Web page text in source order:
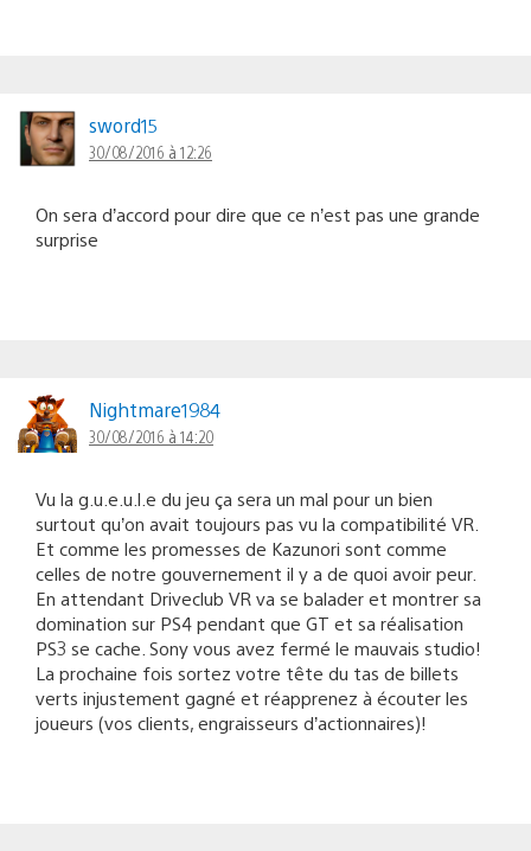
sword15
30/08/2016 à 12:26
On sera d’accord pour dire que ce n’est pas une grande
surprise
Nightmare1984
30/08/2016 à 14:20
Vu la g.u.e.u.l.e du jeu ça sera un mal pour un bien
surtout qu’on avait toujours pas vu la compatibilité VR.
Et comme les promesses de Kazunori sont comme
celles de notre gouvernement il y a de quoi avoir peur.
En attendant Driveclub VR va se balader et montrer sa
domination sur PS4 pendant que GT et sa réalisation
PS3 se cache. Sony vous avez fermé le mauvais studio!
La prochaine fois sortez votre tête du tas de billets
verts injustement gagné et réapprenez à écouter les
joueurs (vos clients, engraisseurs d’actionnaires)!